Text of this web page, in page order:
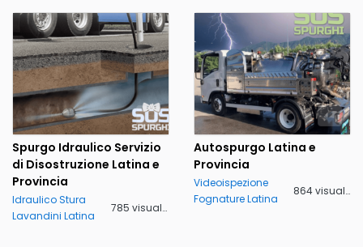
Spurgo Idraulico Servizio
di Disostruzione Latina e
Provincia
Idraulico Stura
Lavandini Latina
785 visualizzazioni
Autospurgo Latina e
Provincia
Videoispezione
Fognature Latina
864 visualizzazioni